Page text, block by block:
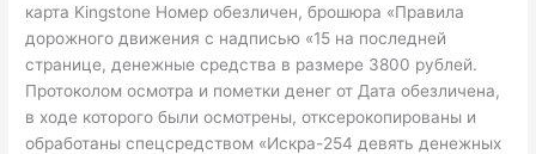
карта Kingstone Номер обезличен, брошюра «Правила
дорожного движения с надписью «15 на последней
странице, денежные средства в размере 3800 рублей.
Протоколом осмотра и пометки денег от Дата обезличена,
в ходе которого были осмотрены, отксерокопированы и
обработаны спецсредством «Искра-254 девять денежных